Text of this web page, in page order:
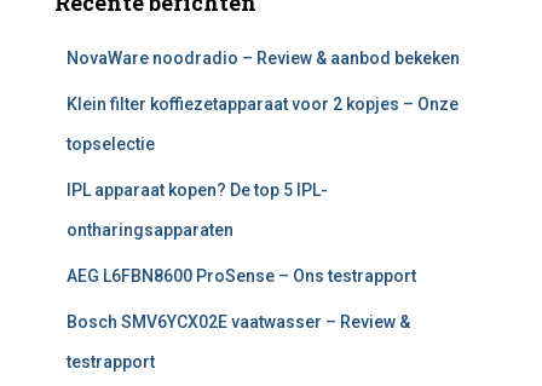
NovaWare noodradio – Review & aanbod bekeken
Klein filter koffiezetapparaat voor 2 kopjes – Onze
topselectie
IPL apparaat kopen? De top 5 IPL-
ontharingsapparaten
AEG L6FBN8600 ProSense – Ons testrapport
Bosch SMV6YCX02E vaatwasser – Review &
testrapport